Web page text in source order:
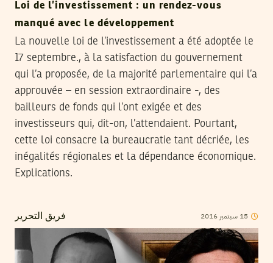
Loi de l’investissement : un rendez-vous
manqué avec le développement
La nouvelle loi de l’investissement a été adoptée le
17 septembre., à la satisfaction du gouvernement
qui l’a proposée, de la majorité parlementaire qui l’a
approuvée – en session extraordinaire -, des
bailleurs de fonds qui l’ont exigée et des
investisseurs qui, dit-on, l’attendaient. Pourtant,
cette loi consacre la bureaucratie tant décriée, les
inégalités régionales et la dépendance économique.
Explications.
فريق التحرير 15 سبتمبر 2016